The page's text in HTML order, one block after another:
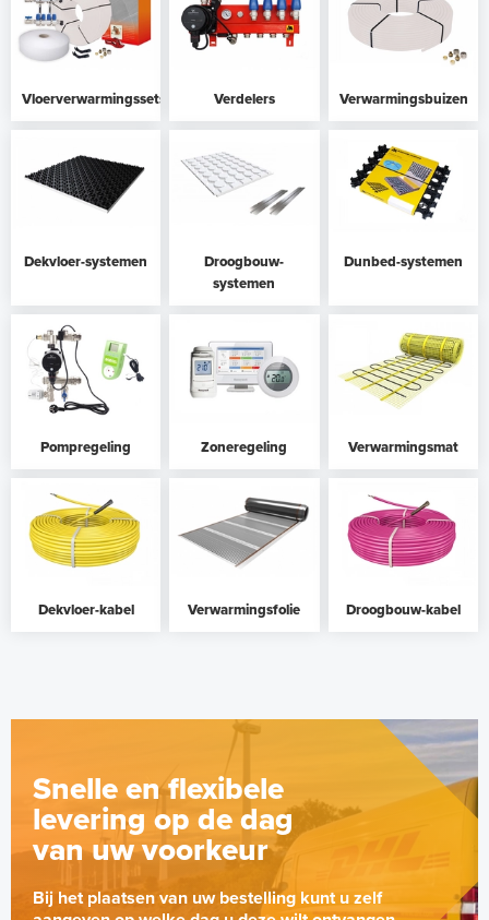
Vloerverwarmingssets Verdelers Verwarmingsbuizen
Dekvloer-systemen
Droogbouw-
systemen
Dunbed-systemen
Pompregeling Zoneregeling Verwarmingsmat
Dekvloer-kabel Verwarmingsfolie Droogbouw-kabel
Snelle en flexibele
levering op de dag
van uw voorkeur
Bij het plaatsen van uw bestelling kunt u zelf